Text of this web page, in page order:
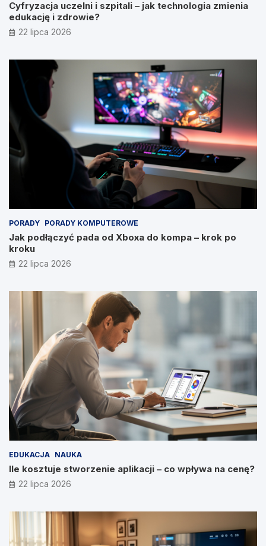
Cyfryzacja uczelni i szpitali – jak technologia zmienia
edukację i zdrowie?
22 lipca 2026
PORADY PORADY KOMPUTEROWE
Jak podłączyć pada od Xboxa do kompa – krok po
kroku
22 lipca 2026
EDUKACJA NAUKA
Ile kosztuje stworzenie aplikacji – co wpływa na cenę?
22 lipca 2026